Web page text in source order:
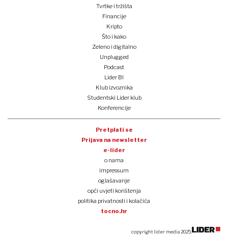
Tvrtke i tržišta
Financije
Kripto
Što i kako
Zeleno i digitalno
Unplugged
Podcast
Lider BI
Klub izvoznika
Studentski Lider klub
Konferencije
Pretplati se
Prijava na newsletter
e-lider
o nama
impressum
oglašavanje
opći uvjeti korištenja
politika privatnosti i kolačića
tocno.hr
copyright lider media 2025.